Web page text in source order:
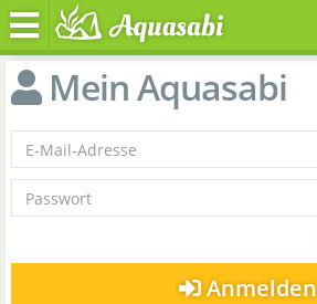
Mein Aquasabi
Anmelden